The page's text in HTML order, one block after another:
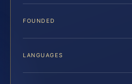
FOUNDED
LANGUAGES